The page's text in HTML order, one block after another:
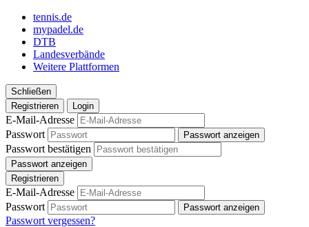
tennis.de
mypadel.de
DTB
Landesverbände
Weitere Plattformen
Schließen
Registrieren
Login
E-Mail-Adresse
Passwort
Passwort anzeigen
Passwort bestätigen
Passwort anzeigen
Registrieren
E-Mail-Adresse
Passwort
Passwort anzeigen
Passwort vergessen?